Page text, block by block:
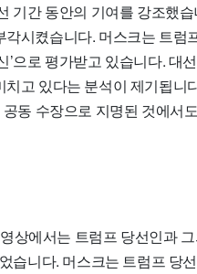
기간 동안의 기여를 강조했
시켰습니다. 머스크는 트럼
으로 평가받고 있습니다. 대
고 있다는 분석이 제기됩니
동 수장으로 지명된 것에서
상에서는 트럼프 당선인과
습니다. 머스크는 트럼프 당